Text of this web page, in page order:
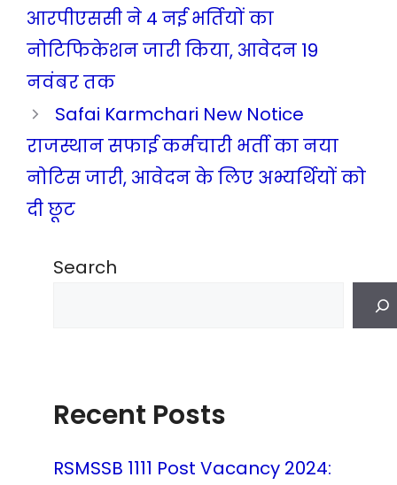
आरपीएससी ने 4 नई भर्तियों का
नोटिफिकेशन जारी किया, आवेदन 19
नवंबर तक
Safai Karmchari New Notice
राजस्थान सफाई कर्मचारी भर्ती का नया
नोटिस जारी, आवेदन के लिए अभ्यर्थियों को
दी छूट
Search
Recent Posts
RSMSSB 1111 Post Vacancy 2024: